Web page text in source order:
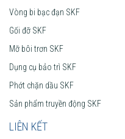
Vòng bi bạc đạn SKF
Gối đỡ SKF
Mỡ bôi trơn SKF
Dụng cụ bảo trì SKF
Phớt chặn dầu SKF
Sản phẩm truyền động SKF
LIÊN KẾT